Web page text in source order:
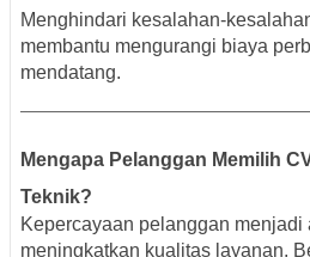
Menghindari kesalahan-
membantu mengurangi biaya
mendatang.
Mengapa Pelanggan Memilih
Teknik?
Kepercayaan pelanggan menjadi
meningkatkan kualitas layanan.